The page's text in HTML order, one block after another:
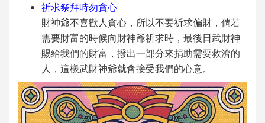
祈求祭拜時勿貪心
財神爺不喜歡人貪心，所以不要祈求偏財，倘若
需要財富的時候向財神爺祈求時，最後日武財神
賜給我們的財富，撥出一部分來捐助需要救濟的
人，這樣武財神爺就會接受我們的心意。